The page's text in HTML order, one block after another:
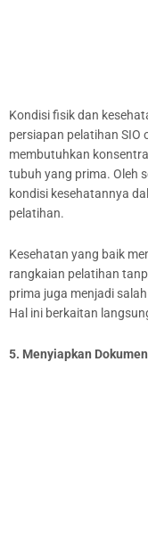
Kondisi fisik dan
persiapan pelatihan SIO
membutuhkan
tubuh yang prima. Oleh
kondisi kesehatannya
pelatihan.
Kesehatan yang baik
rangkaian pelatihan
prima juga menjadi
Hal ini berkaitan
5. Menyiapkan